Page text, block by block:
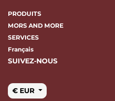
PRODUITS
MORS AND MORE
SERVICES
Français
SUIVEZ-NOUS
€ EUR